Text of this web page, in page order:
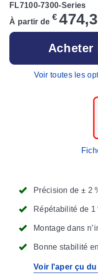
Précision de ± 2
Répétabilité de 1
Montage dans
Bonne stabilité
Voir l'aper çu
FL7100-7300-Series
À partir de €
Acheter
Voir toutes les